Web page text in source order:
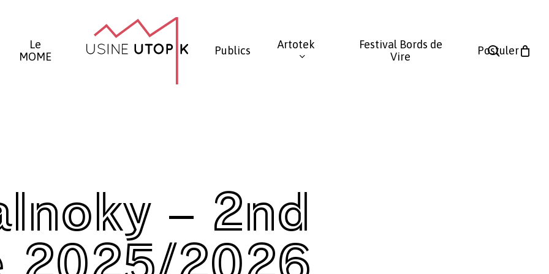
Le
MOME
Publics Artotek
Festival Bords de
Vire
Postuler
search
panier
– 2nd